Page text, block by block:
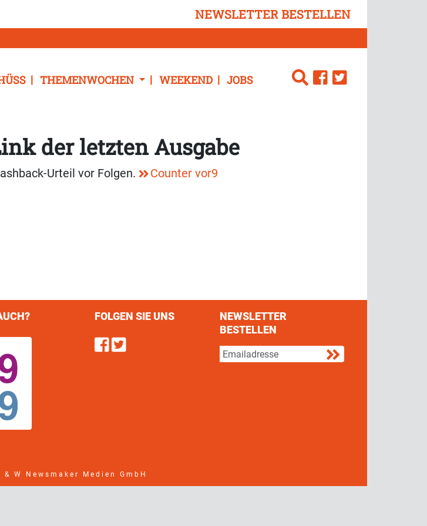
NEWSLETTER BESTELLEN
THEMENWOCHEN WEEKEND JOBS
der letzten Ausgabe
Urteil vor Folgen. Counter vor9
FOLGEN SIE UNS
Find us on Facebook
Follow us on Twitter
NEWSLETTER
BESTELLEN
W Newsmaker Medien GmbH